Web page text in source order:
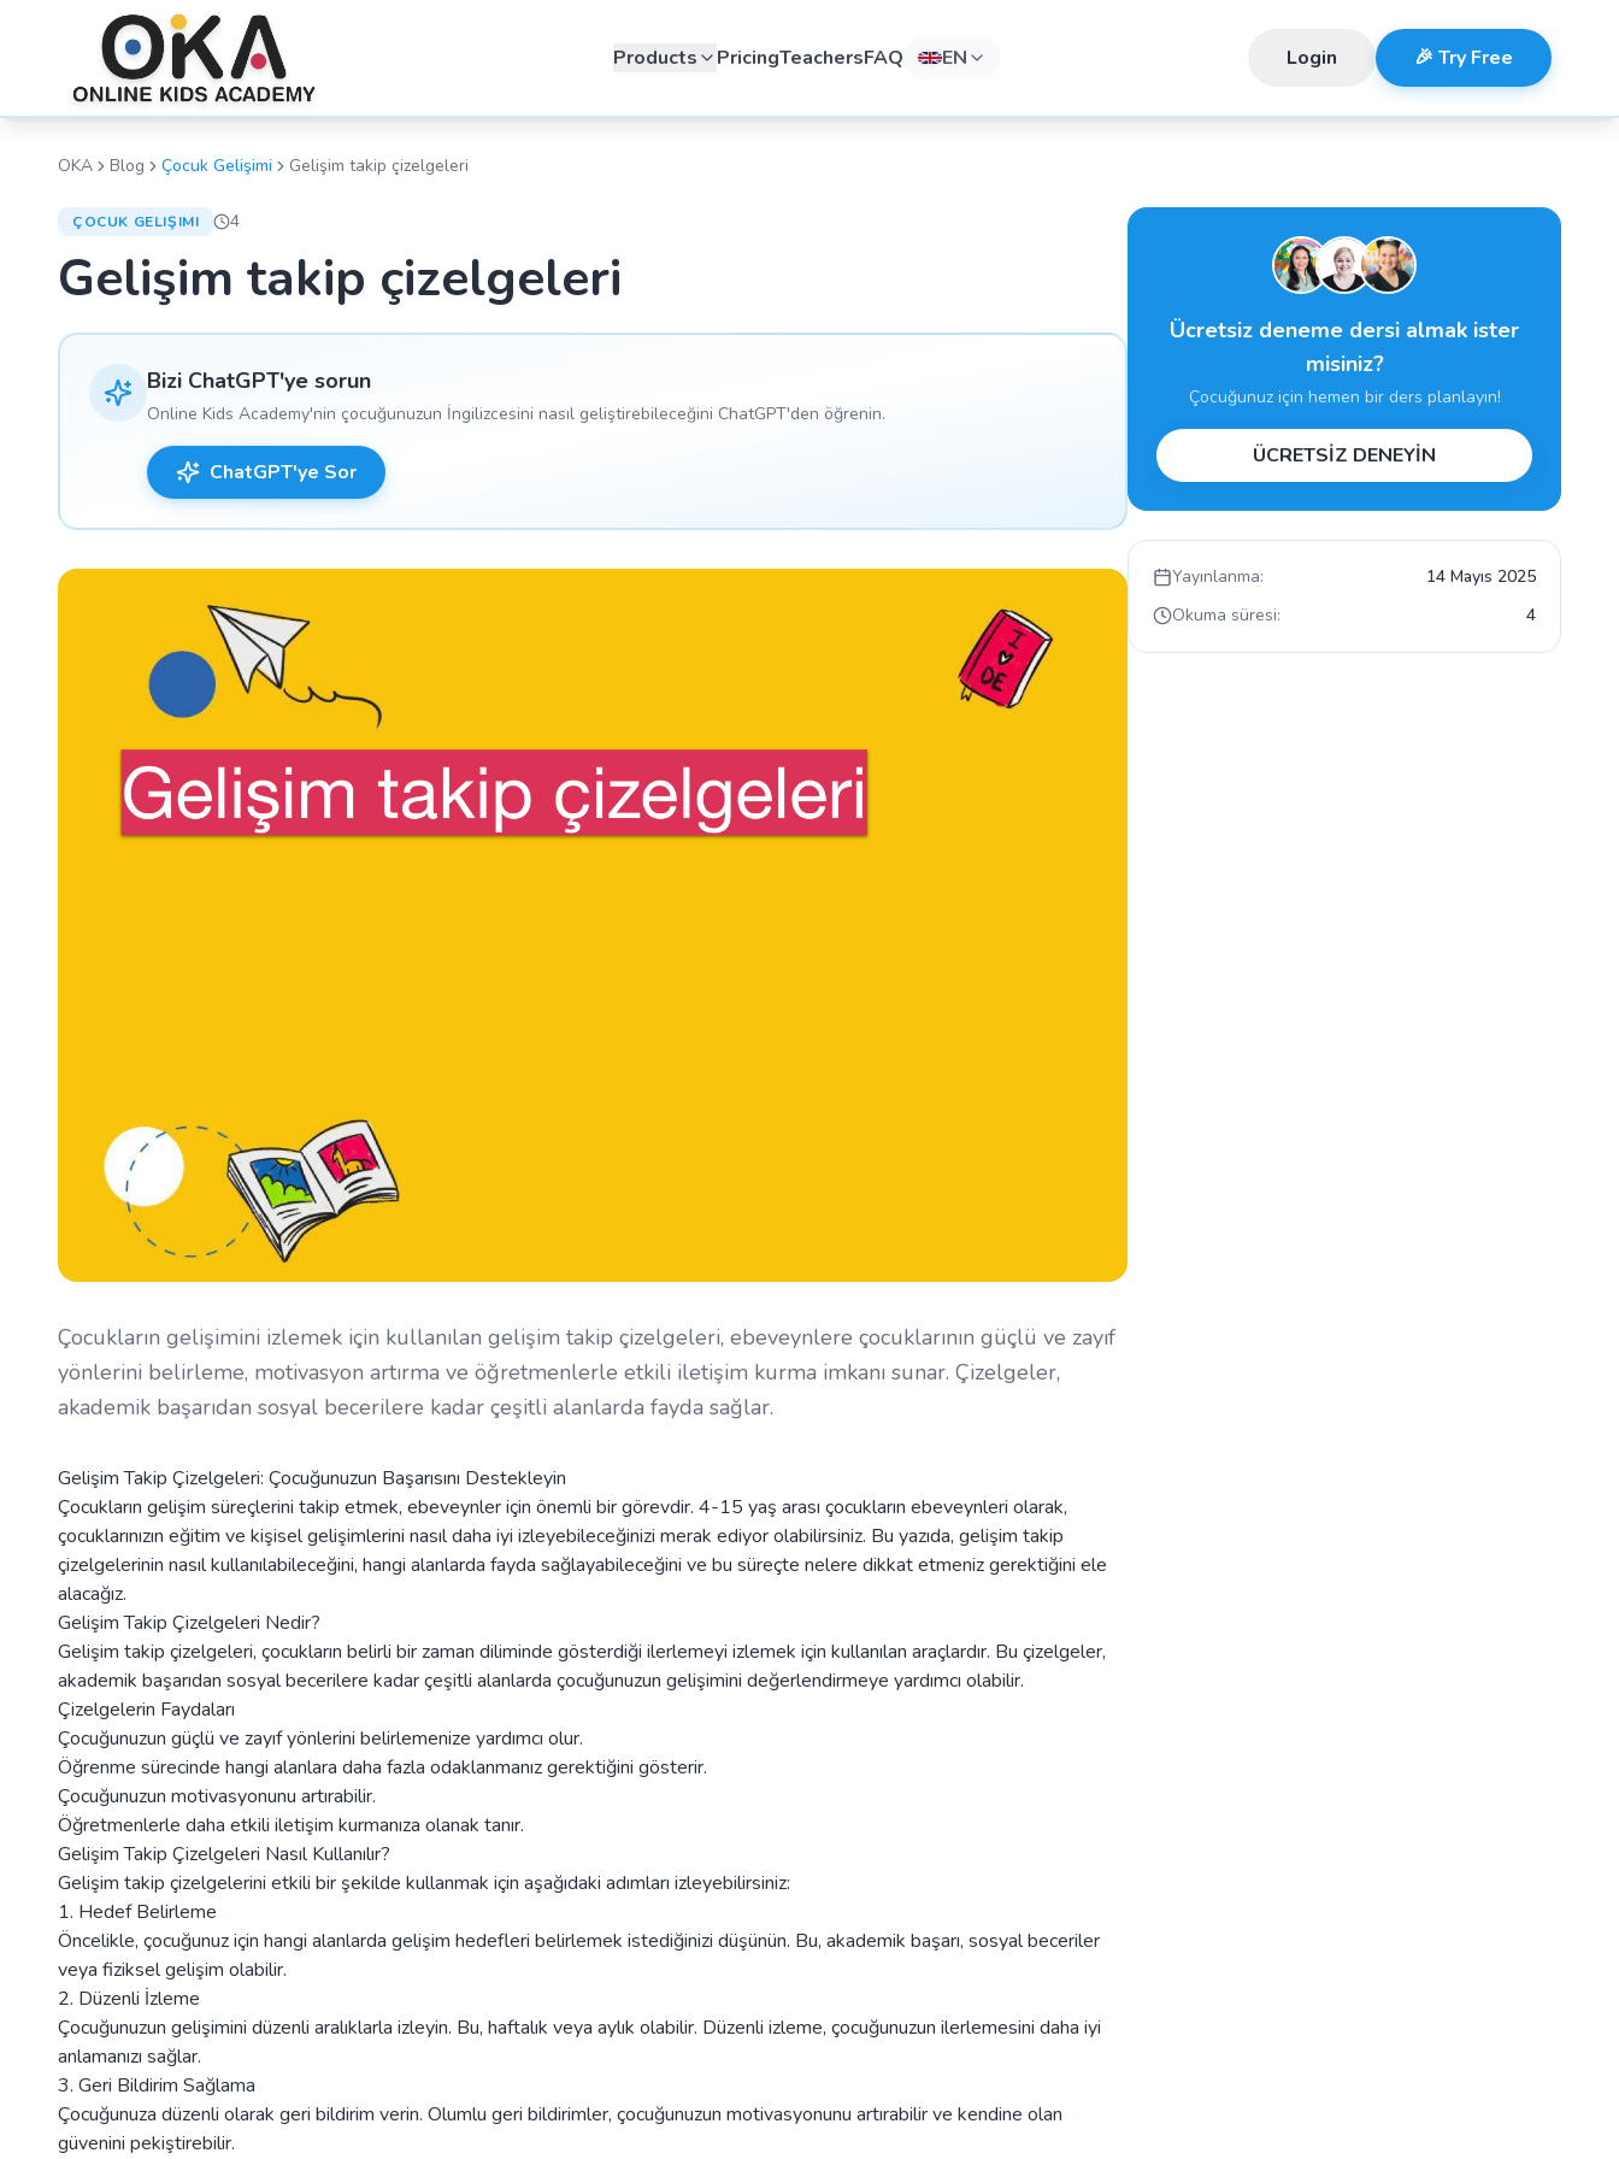
Products PricingTeachersFAQ EN Login 🎉 Try Free
OKA Blog Çocuk Gelişimi Gelişim takip çizelgeleri
ÇOCUK GELIŞIMI 4
Gelişim takip çizelgeleri
Bizi ChatGPT'ye sorun
Online Kids Academy'nin çocuğunuzun İngilizcesini nasıl geliştirebileceğini ChatGPT'den öğrenin.
ChatGPT'ye Sor
Çocukların gelişimini izlemek için kullanılan gelişim takip çizelgeleri, ebeveynlere çocuklarının güçlü ve zayıf
yönlerini belirleme, motivasyon artırma ve öğretmenlerle etkili iletişim kurma imkanı sunar. Çizelgeler,
akademik başarıdan sosyal becerilere kadar çeşitli alanlarda fayda sağlar.
Gelişim Takip Çizelgeleri: Çocuğunuzun Başarısını Destekleyin
Çocukların gelişim süreçlerini takip etmek, ebeveynler için önemli bir görevdir. 4-15 yaş arası çocukların ebeveynleri olarak,
çocuklarınızın eğitim ve kişisel gelişimlerini nasıl daha iyi izleyebileceğinizi merak ediyor olabilirsiniz. Bu yazıda, gelişim takip
çizelgelerinin nasıl kullanılabileceğini, hangi alanlarda fayda sağlayabileceğini ve bu süreçte nelere dikkat etmeniz gerektiğini ele
alacağız.
Gelişim Takip Çizelgeleri Nedir?
Gelişim takip çizelgeleri, çocukların belirli bir zaman diliminde gösterdiği ilerlemeyi izlemek için kullanılan araçlardır. Bu çizelgeler,
akademik başarıdan sosyal becerilere kadar çeşitli alanlarda çocuğunuzun gelişimini değerlendirmeye yardımcı olabilir.
Çizelgelerin Faydaları
Çocuğunuzun güçlü ve zayıf yönlerini belirlemenize yardımcı olur.
Öğrenme sürecinde hangi alanlara daha fazla odaklanmanız gerektiğini gösterir.
Çocuğunuzun motivasyonunu artırabilir.
Öğretmenlerle daha etkili iletişim kurmanıza olanak tanır.
Gelişim Takip Çizelgeleri Nasıl Kullanılır?
Gelişim takip çizelgelerini etkili bir şekilde kullanmak için aşağıdaki adımları izleyebilirsiniz:
1. Hedef Belirleme
Öncelikle, çocuğunuz için hangi alanlarda gelişim hedefleri belirlemek istediğinizi düşünün. Bu, akademik başarı, sosyal beceriler
veya fiziksel gelişim olabilir.
2. Düzenli İzleme
Çocuğunuzun gelişimini düzenli aralıklarla izleyin. Bu, haftalık veya aylık olabilir. Düzenli izleme, çocuğunuzun ilerlemesini daha iyi
anlamanızı sağlar.
3. Geri Bildirim Sağlama
Çocuğunuza düzenli olarak geri bildirim verin. Olumlu geri bildirimler, çocuğunuzun motivasyonunu artırabilir ve kendine olan
güvenini pekiştirebilir.
Ücretsiz deneme dersi almak ister
misiniz?
Çocuğunuz için hemen bir ders planlayın!
ÜCRETSİZ DENEYİN
Yayınlanma:
14 Mayıs 2025
Okuma süresi:
4